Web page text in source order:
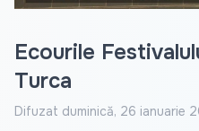
Ecourile
Turca
Difuzat duminică, 26 ianuarie